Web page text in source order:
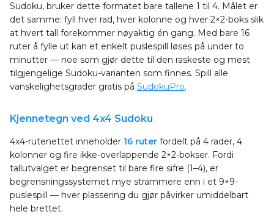
Sudoku, bruker dette formatet bare tallene 1 til 4. Målet er
det samme: fyll hver rad, hver kolonne og hver 2×2-boks slik
at hvert tall forekommer nøyaktig én gang. Med bare 16
ruter å fylle ut kan et enkelt puslespill løses på under to
minutter — noe som gjør dette til den raskeste og mest
tilgjengelige Sudoku-varianten som finnes. Spill alle
vanskelighetsgrader gratis på SudokuPro.
Kjennetegn ved 4x4 Sudoku
4x4-rutenettet inneholder 16 ruter fordelt på 4 rader, 4
kolonner og fire ikke-overlappende 2×2-bokser. Fordi
tallutvalget er begrenset til bare fire sifre (1–4), er
begrensningssystemet mye strammere enn i et 9×9-
puslespill — hver plassering du gjør påvirker umiddelbart
hele brettet.